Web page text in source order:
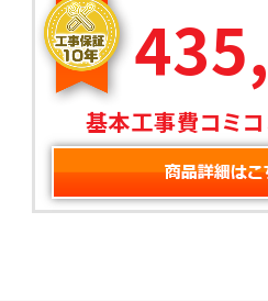
基本工事費コミコ